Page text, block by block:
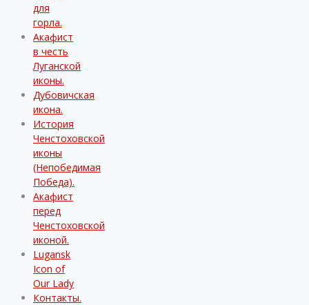
для
горла.
Акафист
в честь
Луганской
иконы.
Дубовичская
икона.
История
Ченстоховской
иконы
(Непобедимая
Победа).
Акафист
перед
Ченстоховской
иконой.
Lugansk
Icon of
Our Lady
Контакты.